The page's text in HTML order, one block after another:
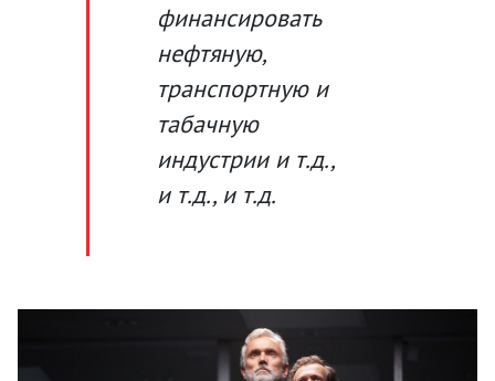
финансировать
нефтяную,
транспортную и
табачную
индустрии и т.д.,
и т.д., и т.д.